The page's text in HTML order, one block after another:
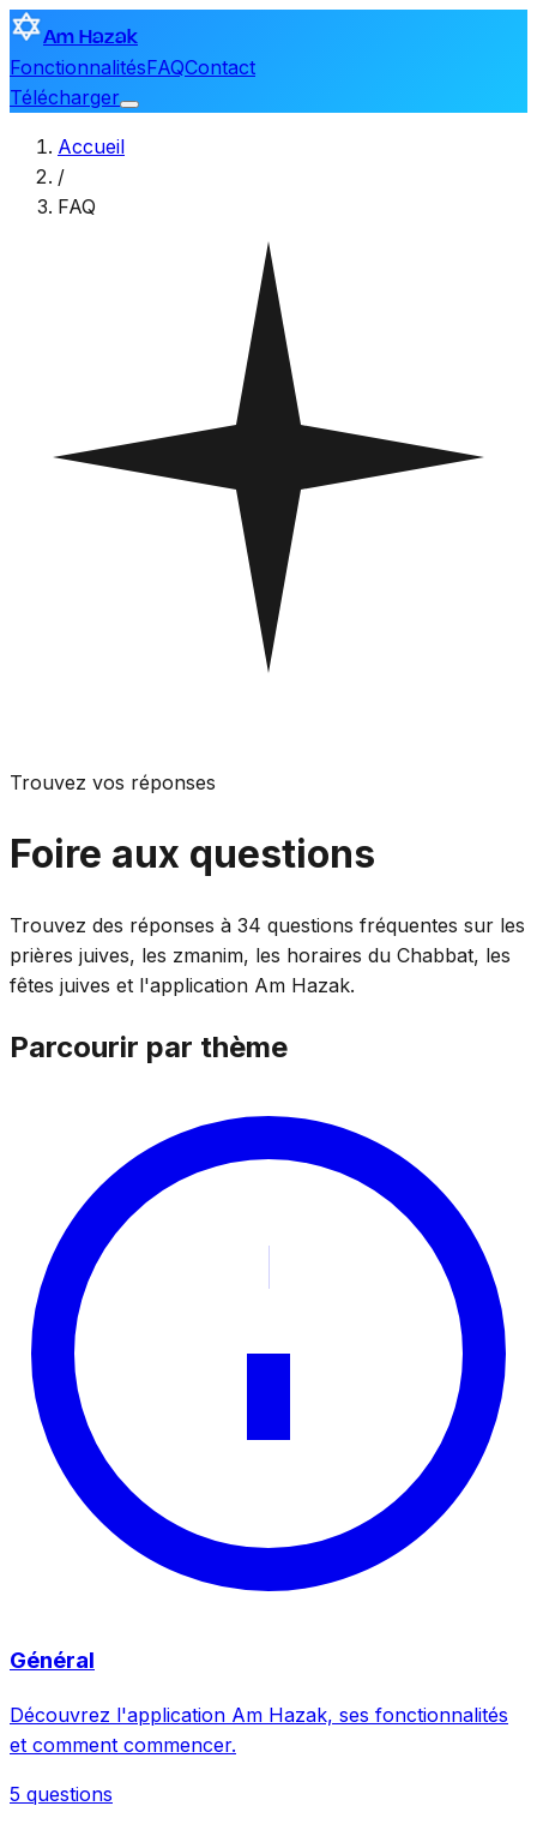
Am Hazak
FonctionnalitésFAQContact
Télécharger
Accueil
/
FAQ
Trouvez vos réponses
Foire aux questions
Trouvez des réponses à 34 questions fréquentes sur les
prières juives, les zmanim, les horaires du Chabbat, les
fêtes juives et l'application Am Hazak.
Parcourir par thème
Général
Découvrez l'application Am Hazak, ses fonctionnalités
et comment commencer.
5 questions